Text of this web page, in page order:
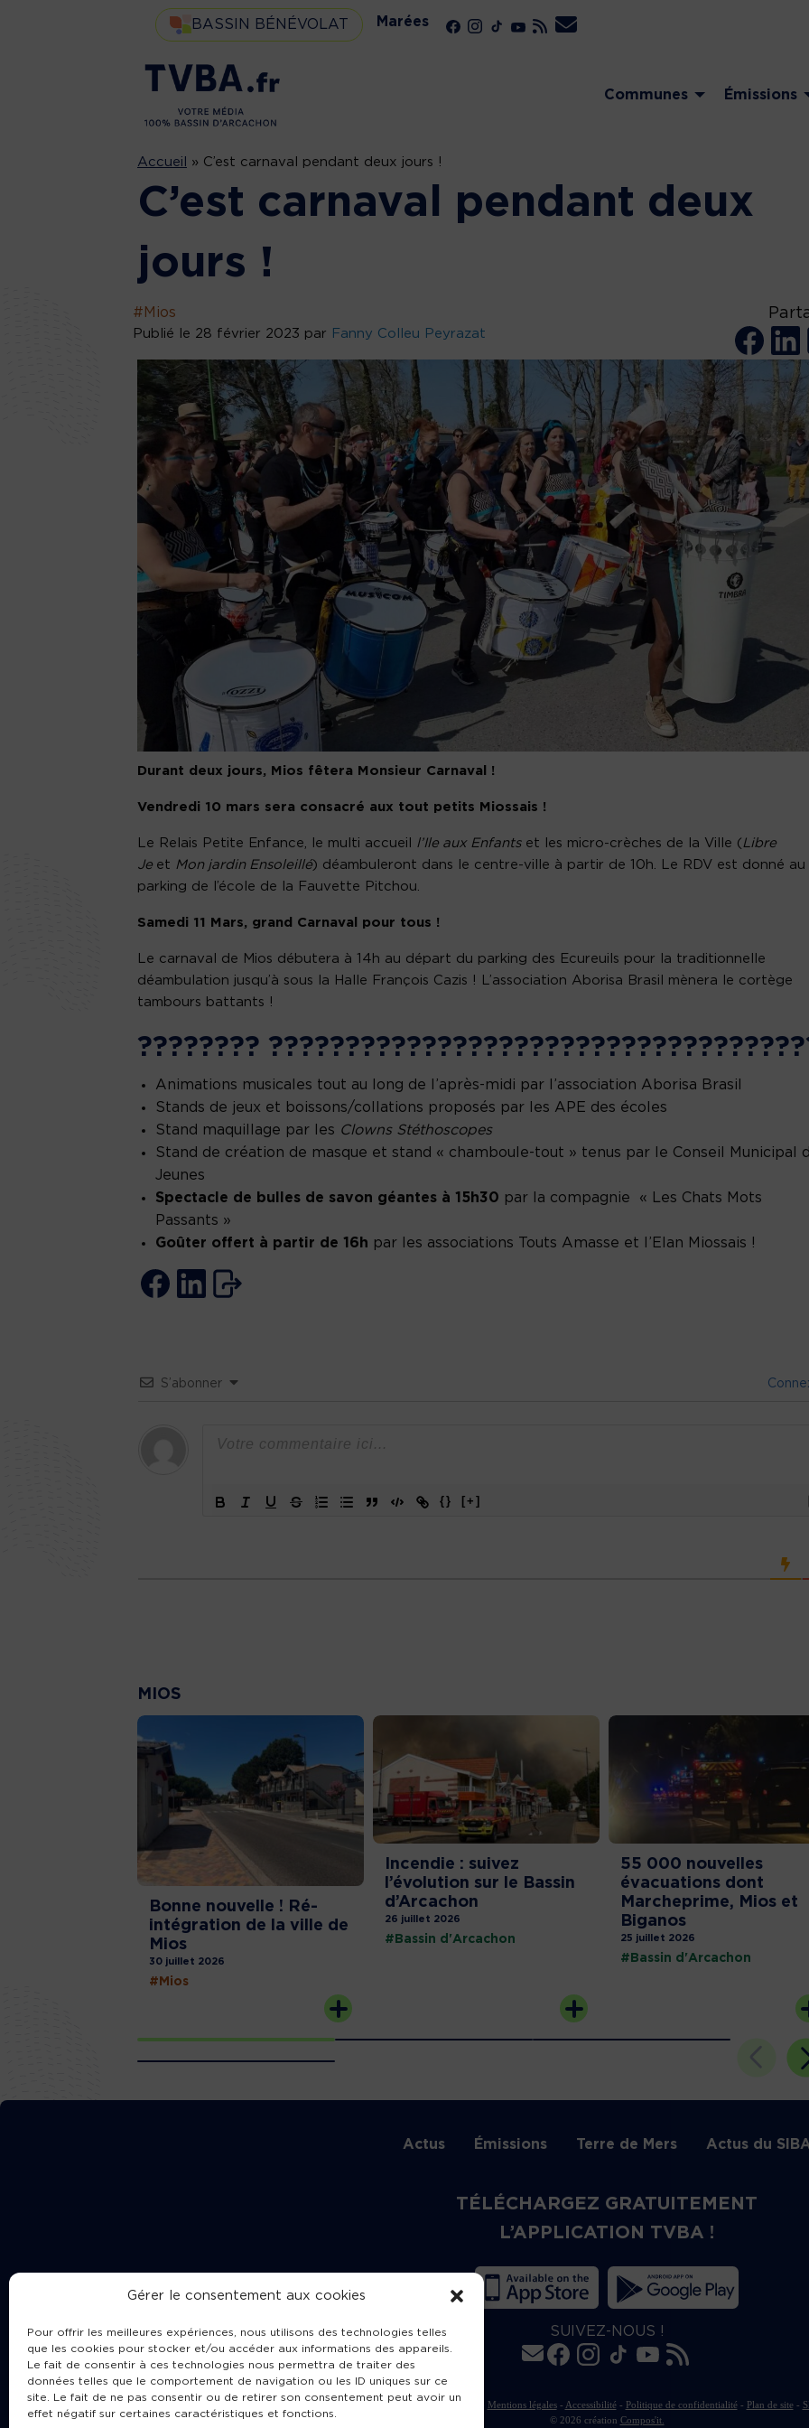
Gérer le consentement aux cookies
Pour offrir les meilleures expériences, nous utilisons des technologies telles
que les cookies pour stocker et/ou accéder aux informations des appareils.
Le fait de consentir à ces technologies nous permettra de traiter des
données telles que le comportement de navigation ou les ID uniques sur ce
site. Le fait de ne pas consentir ou de retirer son consentement peut avoir un
effet négatif sur certaines caractéristiques et fonctions.
BASSIN BÉNÉVOLAT Marées
Communes Émissions
Accueil » C’est carnaval pendant deux jours !
C’est carnaval pendant deux
jours !
#Mios
Publié le 28 février 2023 par Fanny Colleu Peyrazat
Durant deux jours, Mios fêtera Monsieur Carnaval !
Vendredi 10 mars sera consacré aux tout petits Miossais !
Le Relais Petite Enfance, le multi accueil l’Ile aux Enfantset les micro-crèches de la Ville (Libre
Je et Mon jardin Ensoleillé) déambuleront dans le centre-ville à partir de 10h. Le RDV est donné au
parking de l’école de la Fauvette Pitchou.
Samedi 11 Mars, grand Carnaval pour tous !
Le carnaval de Mios débutera à 14h au départ du parking des Ecureuils pour la traditionnelle
déambulation jusqu’à sous la Halle François Cazis ! L’association Aborisa Brasil mènera le cortège
tambours battants !
????????
Animations musicales tout au long de l’après-midi par l’association Aborisa Brasil
Stands de jeux et boissons/collations proposés par les APE des écoles
Stand maquillage par les Clowns Stéthoscopes
Stand de création de masque et stand « chamboule-tout » tenus par le Conseil Municipal
Jeunes
Spectacle de bulles de savon géantes à 15h30 par la compagnie « Les Chats Mots
Passants »
Goûter offert à partir de 16h par les associations Touts Amasse et l’Elan Miossais !
S’abonner
{} [+]
MIOS
Bonne nouvelle ! Ré-
intégration de la ville de
Mios
30 juillet 2026
#Mios
Incendie : suivez
l’évolution sur le Bassin
d’Arcachon
26 juillet 2026
#Bassin d'Arcachon
55 000 nouvelles
évacuations dont
Marcheprime, Mios et
Biganos
25 juillet 2026
#Bassin d'Arcachon
Actus Émissions Terre de Mers Actus du
TÉLÉCHARGEZ GRATUITEMENT
L’APPLICATION TVBA !
SUIVEZ-NOUS !
Charte de publication Mentions légales- Accessibilité- Politique de confidentialité- Plan de site-
© 2026 création Compos'it.